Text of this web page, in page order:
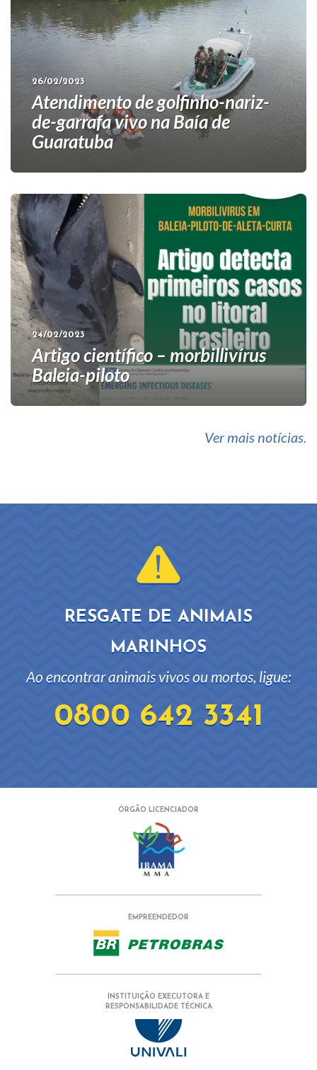
26/02/2023
Atendimento de golfinho-nariz-
de-garrafa vivo na Baía de
Guaratuba
24/02/2023
Artigo científico – morbillivírus
Baleia-piloto
Ver mais notícias.
RESGATE DE ANIMAIS
MARINHOS
Ao encontrar animais vivos ou mortos, ligue:
0800 642 3341
ÓRGÃO LICENCIADOR
EMPREENDEDOR
INSTITUIÇÃO EXECUTORA E
RESPONSABILIDADE TÉCNICA